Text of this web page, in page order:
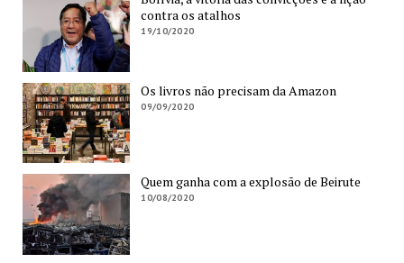
contra os atalhos
19/10/2020
Os livros não precisam da Amazon
09/09/2020
Quem ganha com a explosão de Beirute
10/08/2020